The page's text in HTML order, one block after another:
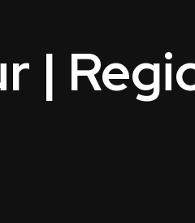
|